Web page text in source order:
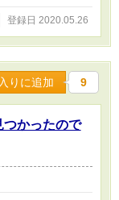
茂る草原、大地を
片側には切り立つ
ィンは苦しむ者
めた。ロキの手助
【大国オーデ
ちは幸福だっ
られ、生きる事に
ることが無かっ
らの進軍。その
、亜人や獣
！！ （※神話を
なります。）
ます(_ _)
登録日 2020.05.26
りに追加 9
かったので